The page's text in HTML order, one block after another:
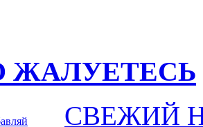
ЖАЛУЕТЕСЬ
СВЕЖИЙ